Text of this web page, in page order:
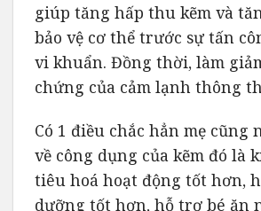
giúp tăng hấp thu kẽm và
bảo vệ cơ thể trước sự tấn
vi khuẩn. Đồng thời, làm
chứng của cảm lạnh thông
Có 1 điều chắc hẳn mẹ cũng
về công dụng của kẽm đó là
tiêu hoá hoạt động tốt hơn,
dưỡng tốt hơn, hỗ trợ bé ăn